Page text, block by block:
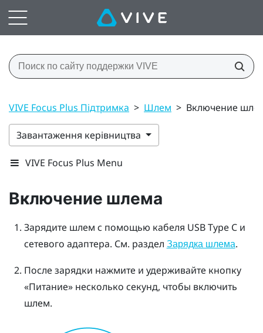
VIVE Focus Plus Підтримка > Шлем > Включение
Завантаження керівництва
VIVE Focus Plus Menu
Включение шлема
Зарядите шлем с помощью кабеля USB Type Cи
сетевого адаптера. См. раздел Зарядка шлема.
После зарядки нажмите и удерживайте кнопку
«Питание» несколько секунд, чтобы включить
шлем.